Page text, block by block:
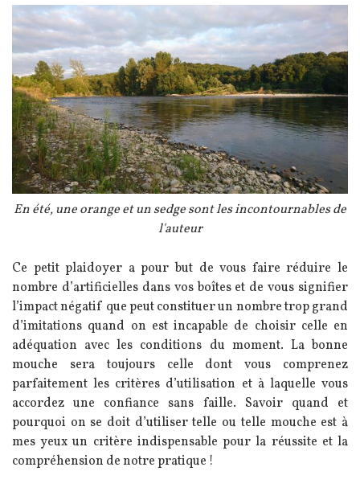
Image
Légende
En été, une orange et un sedge sont les incontournables de
l'auteur
Texte
Ce petit plaidoyer a pour but de vous faire réduire le
nombre d’artificielles dans vos boîtes et de vous signifier
l’impact négatif que peut constituer un nombre trop grand
d’imitations quand on est incapable de choisir celle en
adéquation avec les conditions du moment. La bonne
mouche sera toujours celle dont vous comprenez
parfaitement les critères d’utilisation et à laquelle vous
accordez une confiance sans faille. Savoir quand et
pourquoi on se doit d’utiliser telle ou telle mouche est à
mes yeux un critère indispensable pour la réussite et la
compréhension de notre pratique !